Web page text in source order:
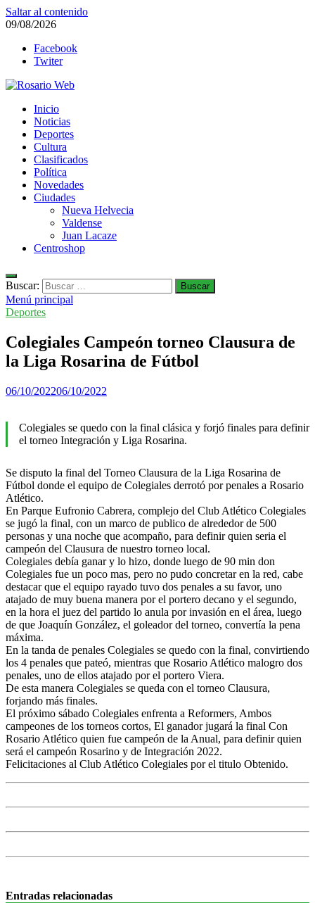
Saltar al contenido
09/08/2026
Facebook
Twiter
Rosario Web
Todas la noticias de Rosario y la zona
Inicio
Noticias
Deportes
Cultura
Clasificados
Política
Novedades
Ciudades
Nueva Helvecia
Valdense
Juan Lacaze
Centroshop
Buscar:
Menú principal
Deportes
Colegiales Campeón torneo Clausura de
la Liga Rosarina de Fútbol
06/10/202206/10/2022
Colegiales se quedo con la final clásica y forjó finales para definir
el torneo Integración y Liga Rosarina.
Se disputo la final del Torneo Clausura de la Liga Rosarina de
Fútbol donde el equipo de Colegiales derrotó por penales a Rosario
Atlético.
En Parque Eufronio Cabrera, complejo del Club Atlético Colegiales
se jugó la final, con un marco de publico de alrededor de 500
personas y una noche que acompaño, para definir quien seria el
campeón del Clausura de nuestro torneo local.
Colegiales debía ganar y lo hizo, donde luego de 90 min don
Colegiales fue un poco mas, pero no pudo concretar en la red, cabe
destacar que el equipo rayado tuvo dos penales a su favor, uno
atajado de muy buena manera por el portero decano y el segundo,
en la hora el juez del partido lo anula por invasión en el área, luego
de que Joaquín González, el goleador del torneo, convertía la pena
máxima.
En la tanda de penales Colegiales se quedo con la final, convirtiendo
los 4 penales que pateó, mientras que Rosario Atlético malogro dos
penales, uno de ellos atajado por el portero Viera.
De esta manera Colegiales se queda con el torneo Clausura,
forjando más finales.
El próximo sábado Colegiales enfrenta a Reformers, Ambos
campeones de los torneos cortos, El ganador jugará la final Con
Rosario Atlético quien fue campeón de la Anual, para definir quien
será el campeón Rosarino y de Integración 2022.
Felicitaciones al Club Atlético Colegiales por el titulo Obtenido.
Entradas relacionadas